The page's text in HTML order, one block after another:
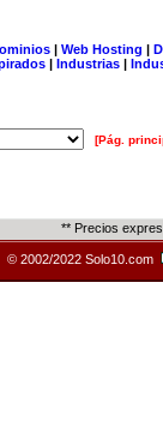
| Web Hosting |
| Industrias |
[Pág.
** Precios
© 2002/2022 Solo10.com